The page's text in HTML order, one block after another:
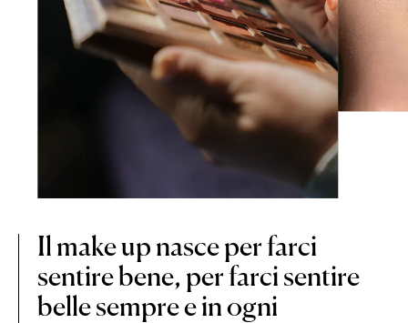
Il make up nasce per farci
sentire bene, per farci sentire
belle sempre e in ogni